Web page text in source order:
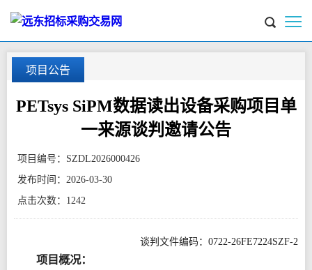
项目公告
PETsys SiPM数据读出设备采购项目单
一来源谈判邀请公告
项目编号： SZDL2026000426
发布时间： 2026-03-30
点击次数： 1242
谈判文件编码：0722-26FE7224SZF-2
项目概况：